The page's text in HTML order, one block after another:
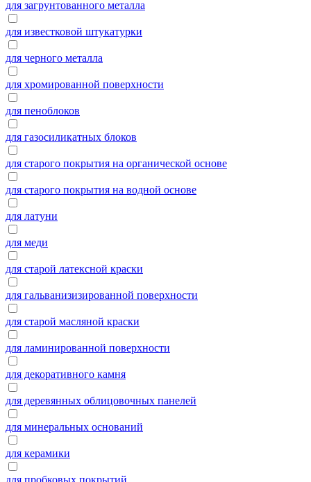
для загрунтованного металла
для известковой штукатурки
для черного металла
для хромированной поверхности
для пеноблоков
для газосиликатных блоков
для старого покрытия на органической основе
для старого покрытия на водной основе
для латуни
для меди
для старой латексной краски
для гальванизизированной поверхности
для старой масляной краски
для ламинированной поверхности
для декоративного камня
для деревянных облицовочных панелей
для минеральных оснований
для керамики
для пробковых покрытий